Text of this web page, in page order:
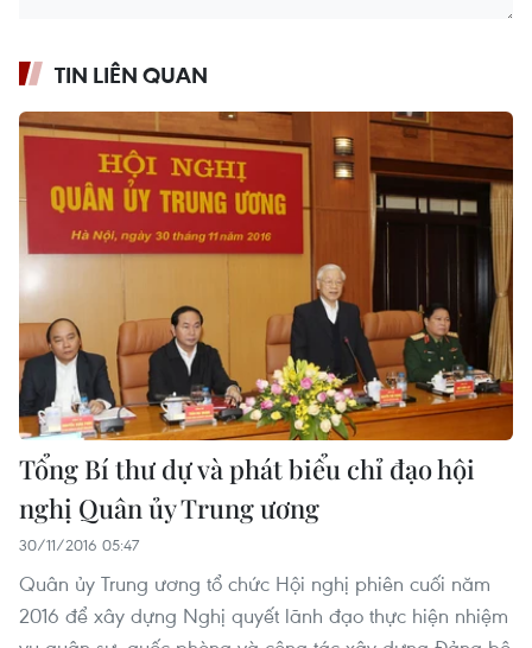
TIN LIÊN QUAN
Tổng Bí thư dự và phát biểu chỉ đạo hội
nghị Quân ủy Trung ương
30/11/2016 05:47
Quân ủy Trung ương tổ chức Hội nghị phiên cuối năm
2016 để xây dựng Nghị quyết lãnh đạo thực hiện nhiệm